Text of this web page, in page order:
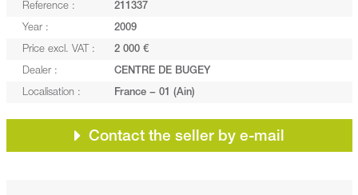
Reference : 211337
Year : 2009
Price excl. VAT : 2 000 €
Dealer : CENTRE DE BUGEY
Localisation : France − 01 (Ain)
Contact the seller by e-mail